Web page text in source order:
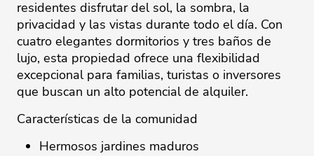
residentes disfrutar del sol, la sombra, la
privacidad y las vistas durante todo el día. Con
cuatro elegantes dormitorios y tres baños de
lujo, esta propiedad ofrece una flexibilidad
excepcional para familias, turistas o inversores
que buscan un alto potencial de alquiler.
Características de la comunidad
Hermosos jardines maduros